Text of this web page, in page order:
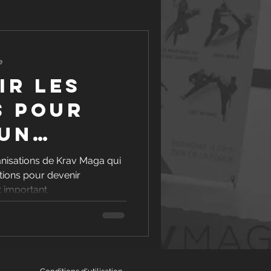
sol Expert
les
pour
en
de Krav Maga qui
pour devenir
important